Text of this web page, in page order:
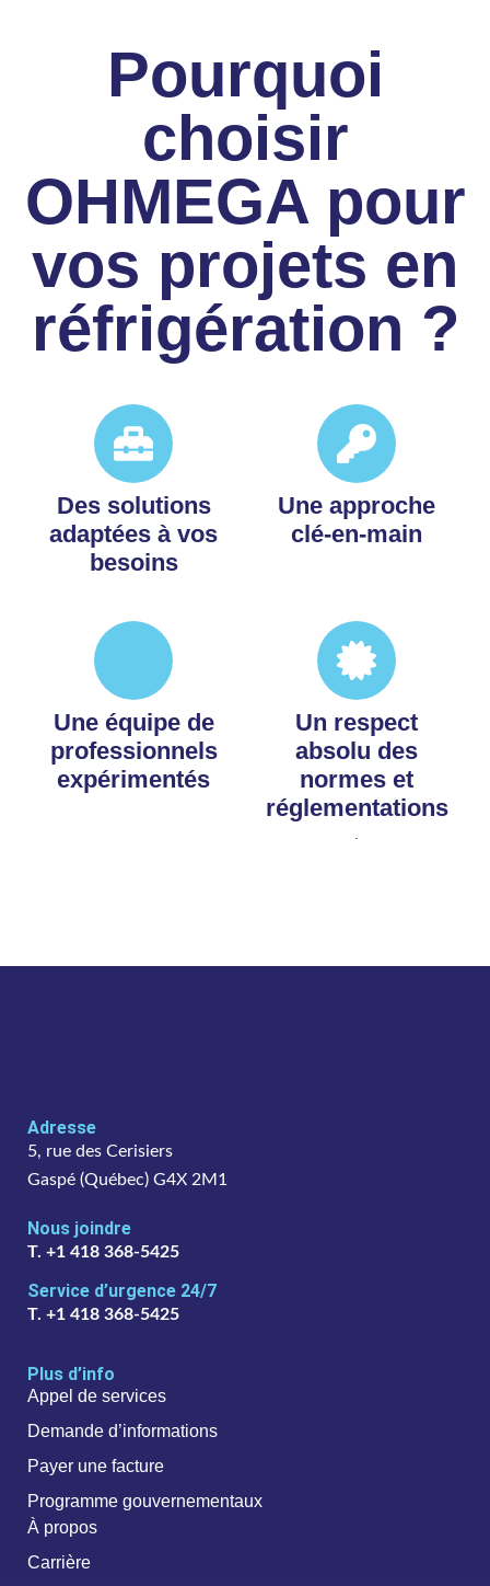
Pourquoi
choisir
OHMEGA pour
vos projets en
réfrigération ?
Des solutions
adaptées à vos
besoins
Une approche
clé-en-main
Une équipe de
professionnels
expérimentés
Un respect
absolu des
normes et
réglementations
Adresse
5, rue des Cerisiers
Gaspé (Québec) G4X 2M1
Nous joindre
T. +1 418 368-5425
Service d’urgence 24/7
T. +1 418 368-5425
Plus d’info
Appel de services
Demande d’informations
Payer une facture
Programme gouvernementaux
À propos
Carrière